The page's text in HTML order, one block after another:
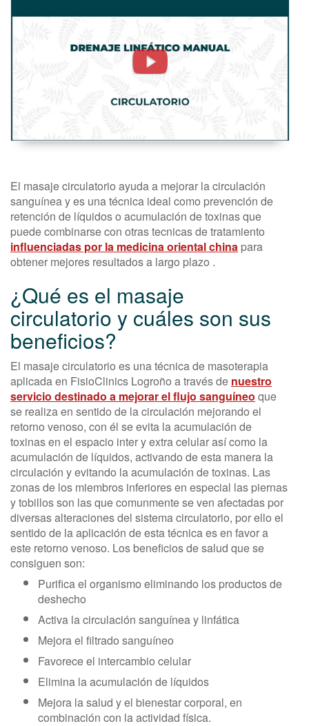
DRENAJE
LINFATICO
El masaje circulatorio ayuda a mejorar la circulación
sanguínea y es una técnica ideal como prevención de
retención de líquidos o acumulación de toxinas que
puede combinarse con otras tecnicas de tratamiento
influenciadas por la medicina oriental china para
obtener mejores resultados a largo plazo .
¿Qué es el masaje
circulatorio y cuáles son sus
beneficios?
El masaje circulatorio es una técnica de masoterapia
aplicada en FisioClinics Logroño a través de nuestro
servicio destinado a mejorar el flujo sanguíneo que
se realiza en sentido de la circulación mejorando el
retorno venoso, con él se evita la acumulación de
toxinas en el espacio inter y extra celular así como la
acumulación de líquidos, activando de esta manera la
circulación y evitando la acumulación de toxinas. Las
zonas de los miembros inferiores en especial las piernas
y tobillos son las que comunmente se ven afectadas por
diversas alteraciones del sistema circulatorio, por ello el
sentido de la aplicación de esta técnica es en favor a
este retorno venoso. Los beneficios de salud que se
consiguen son:
Purifica el organismo eliminando los productos de
deshecho
Activa la circulación sanguínea y linfática
Mejora el filtrado sanguíneo
Favorece el intercambio celular
Elimina la acumulación de líquidos
Mejora la salud y el bienestar corporal, en
combinación con la actividad física.